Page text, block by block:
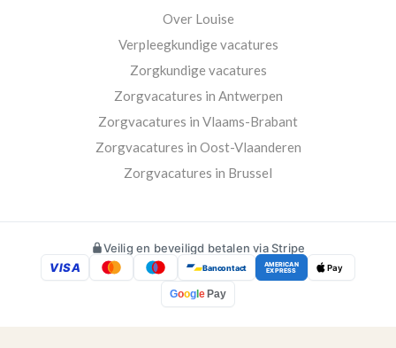
Over Louise
Verpleegkundige vacatures
Zorgkundige vacatures
Zorgvacatures in Antwerpen
Zorgvacatures in Vlaams-Brabant
Zorgvacatures in Oost-Vlaanderen
Zorgvacatures in Brussel
Veilig en beveiligd betalen via Stripe
VISA
Bancontact AMERICAN
EXPRESS Pay
Googl e Pay